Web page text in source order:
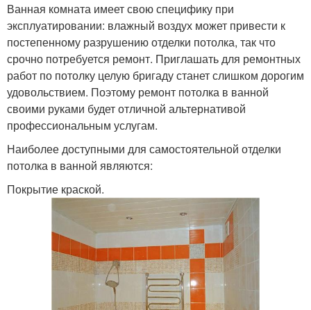
Ванная комната имеет свою специфику при
эксплуатировании: влажный воздух может привести к
постепенному разрушению отделки потолка, так что
срочно потребуется ремонт. Приглашать для ремонтных
работ по потолку целую бригаду станет слишком дорогим
удовольствием. Поэтому ремонт потолка в ванной
своими руками будет отличной альтернативой
профессиональным услугам.
Наиболее доступными для самостоятельной отделки
потолка в ванной являются:
Покрытие краской.